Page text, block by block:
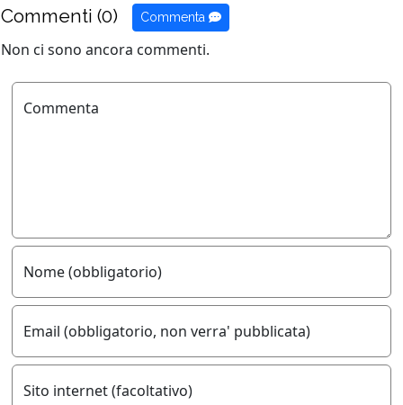
Commenti (0) Commenta
Non ci sono ancora commenti.
Commenta
Nome (obbligatorio)
Email (obbligatorio, non verra' pubblicata)
Sito internet (facoltativo)